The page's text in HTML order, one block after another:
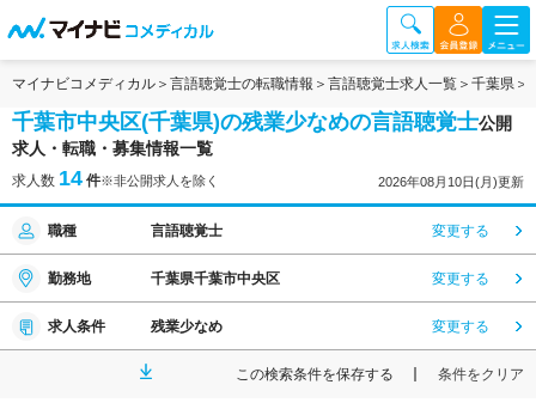
マイナビコメディカル 言語聴覚士の転職情報 言語聴覚士求人一覧 千葉県
千葉市中央区(千葉県)の残業少なめの言語聴覚士公開
求人・転職・募集情報一覧
求人数 14 件※非公開求人を除く 2026年08月10日(月)更新
職種 言語聴覚士 変更する
勤務地 千葉県千葉市中央区 変更する
求人条件 残業少なめ 変更する
この検索条件を保存する 条件をクリア